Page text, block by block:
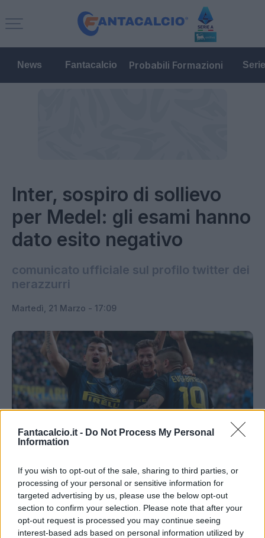
Fantacalcio.it - Do Not Process My Personal
Information
If you wish to opt-out of the sale, sharing to third parties, or
processing of your personal or sensitive information for
targeted advertising by us, please use the below opt-out
section to confirm your selection. Please note that after your
opt-out request is processed you may continue seeing
interest-based ads based on personal information utilized by
News Fantacalcio Probabili Formazioni
Inter, sospiro di sollievo
per Medel: gli esami hanno
dato esito negativo
comunicato ufficiale sul profilo twitter dei
nerazzurri
Martedì, 21 Marzo - 17:09
si è sottoposto ad esami specifici dopo i problemi
muscolari accusati contro il Torino e che
avevano costretto Pioli al cambio forzato con
l'inserimento di Murillo. Esito negativo per il